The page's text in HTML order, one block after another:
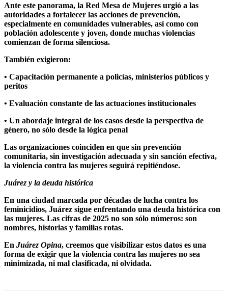
Ante este panorama, la Red Mesa de Mujeres urgió a las
autoridades a fortalecer las acciones de prevención,
especialmente en comunidades vulnerables, así como con
población adolescente y joven, donde muchas violencias
comienzan de forma silenciosa.
También exigieron:
• Capacitación permanente a policías, ministerios públicos y
peritos
• Evaluación constante de las actuaciones institucionales
• Un abordaje integral de los casos desde la perspectiva de
género, no sólo desde la lógica penal
Las organizaciones coinciden en que sin prevención
comunitaria, sin investigación adecuada y sin sanción efectiva,
la violencia contra las mujeres seguirá repitiéndose.
Juárez y la deuda histórica
En una ciudad marcada por décadas de lucha contra los
feminicidios, Juárez sigue enfrentando una deuda histórica con
las mujeres. Las cifras de 2025 no son sólo números: son
nombres, historias y familias rotas.
En Juárez Opina, creemos que visibilizar estos datos es una
forma de exigir que la violencia contra las mujeres no sea
minimizada, ni mal clasificada, ni olvidada.